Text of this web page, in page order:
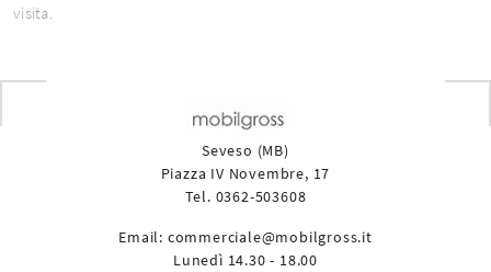
visita.
Seveso (MB)
Piazza IV Novembre, 17
Tel. 0362-503608
Email: commerciale@mobilgross.it
Lunedì 14.30 - 18.00